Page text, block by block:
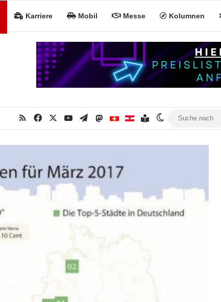
Karriere Mobil Messe Kolumnen
RSS Facebook YouTubeTelegramMastodonMiNa CHMiNa ATInhaltsverzeichnis
Skin umschalten